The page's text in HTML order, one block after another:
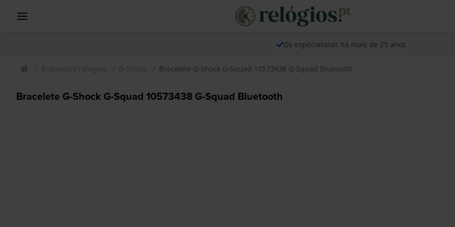
Os especialistas há mais de 25 anos
Braceletes relogios G-Shock Bracelete G-Shock G-Squad 10573438 G-Squad Bluetooth
Bracelete G-Shock G-Squad 10573438 G-Squad Bluetooth